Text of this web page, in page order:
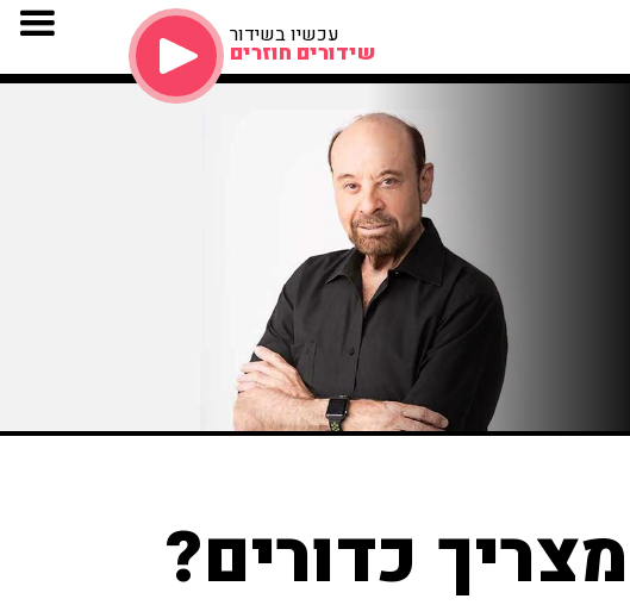
עכשיו בשידור
שידורים חוזרים